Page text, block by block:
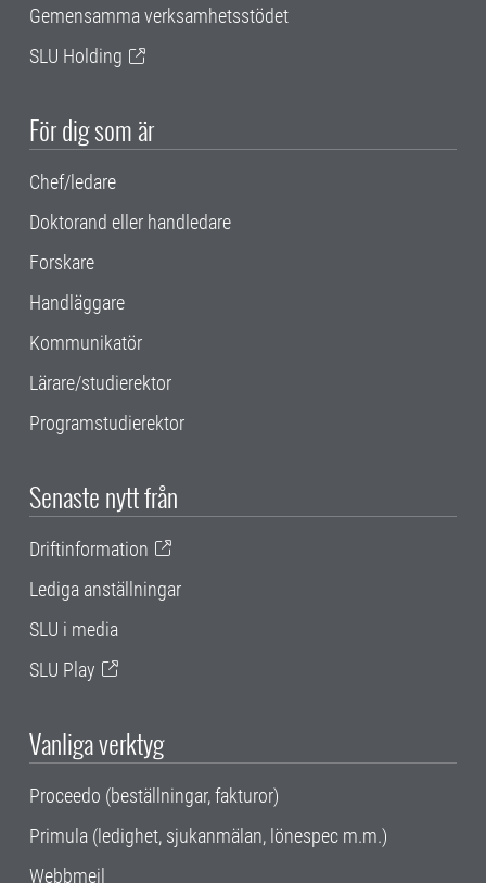
Gemensamma verksamhetsstödet
SLU Holding
För dig som är
Chef/ledare
Doktorand eller handledare
Forskare
Handläggare
Kommunikatör
Lärare/studierektor
Programstudierektor
Senaste nytt från
Driftinformation
Lediga anställningar
SLU i media
SLU Play
Vanliga verktyg
Proceedo (beställningar, fakturor)
Primula (ledighet, sjukanmälan, lönespec m.m.)
Webbmejl